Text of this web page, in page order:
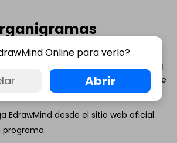
con EdrawMind
organigramasconEdrawMind
tus organigramas matriciales, sigue
EdrawMind desde el sitio web oficial.
Online para verlo?
Abrir